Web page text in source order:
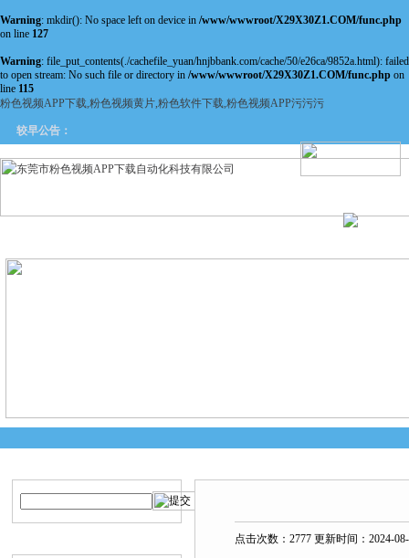
Warning: mkdir(): No space left on device in /www/wwwroot/X29X30Z1.COM/func.php
on line 127
Warning: file_put_contents(./cachefile_yuan/hnjbbank.com/cache/50/e26ca/9852a.html): failed
to open stream: No such file or directory in /www/wwwroot/X29X30Z1.COM/func.php on
line 115
粉色视频APP下载,粉色视频黄片,粉色软件下载,粉色视频APP污污污
较早公告：
下载
点击次数：2777 更新时间：2024-